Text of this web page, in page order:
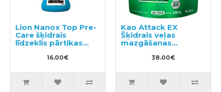
Lion Nanox Top Pre-
Care šķidrais
līdzeklis pārtikas
traipu noņemšanai
no apģērba 160g
16.00€
Kao Attack EX
Šķidrais veļas
mazgāšanas
līdzeklis, pildviela
38.00€